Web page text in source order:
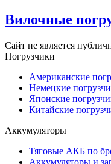
Вилочные
Сайт не является
Погрузчики
Американские
Немецкие
Японские
Китайские
Аккумуляторы
Тяговые АКБ по